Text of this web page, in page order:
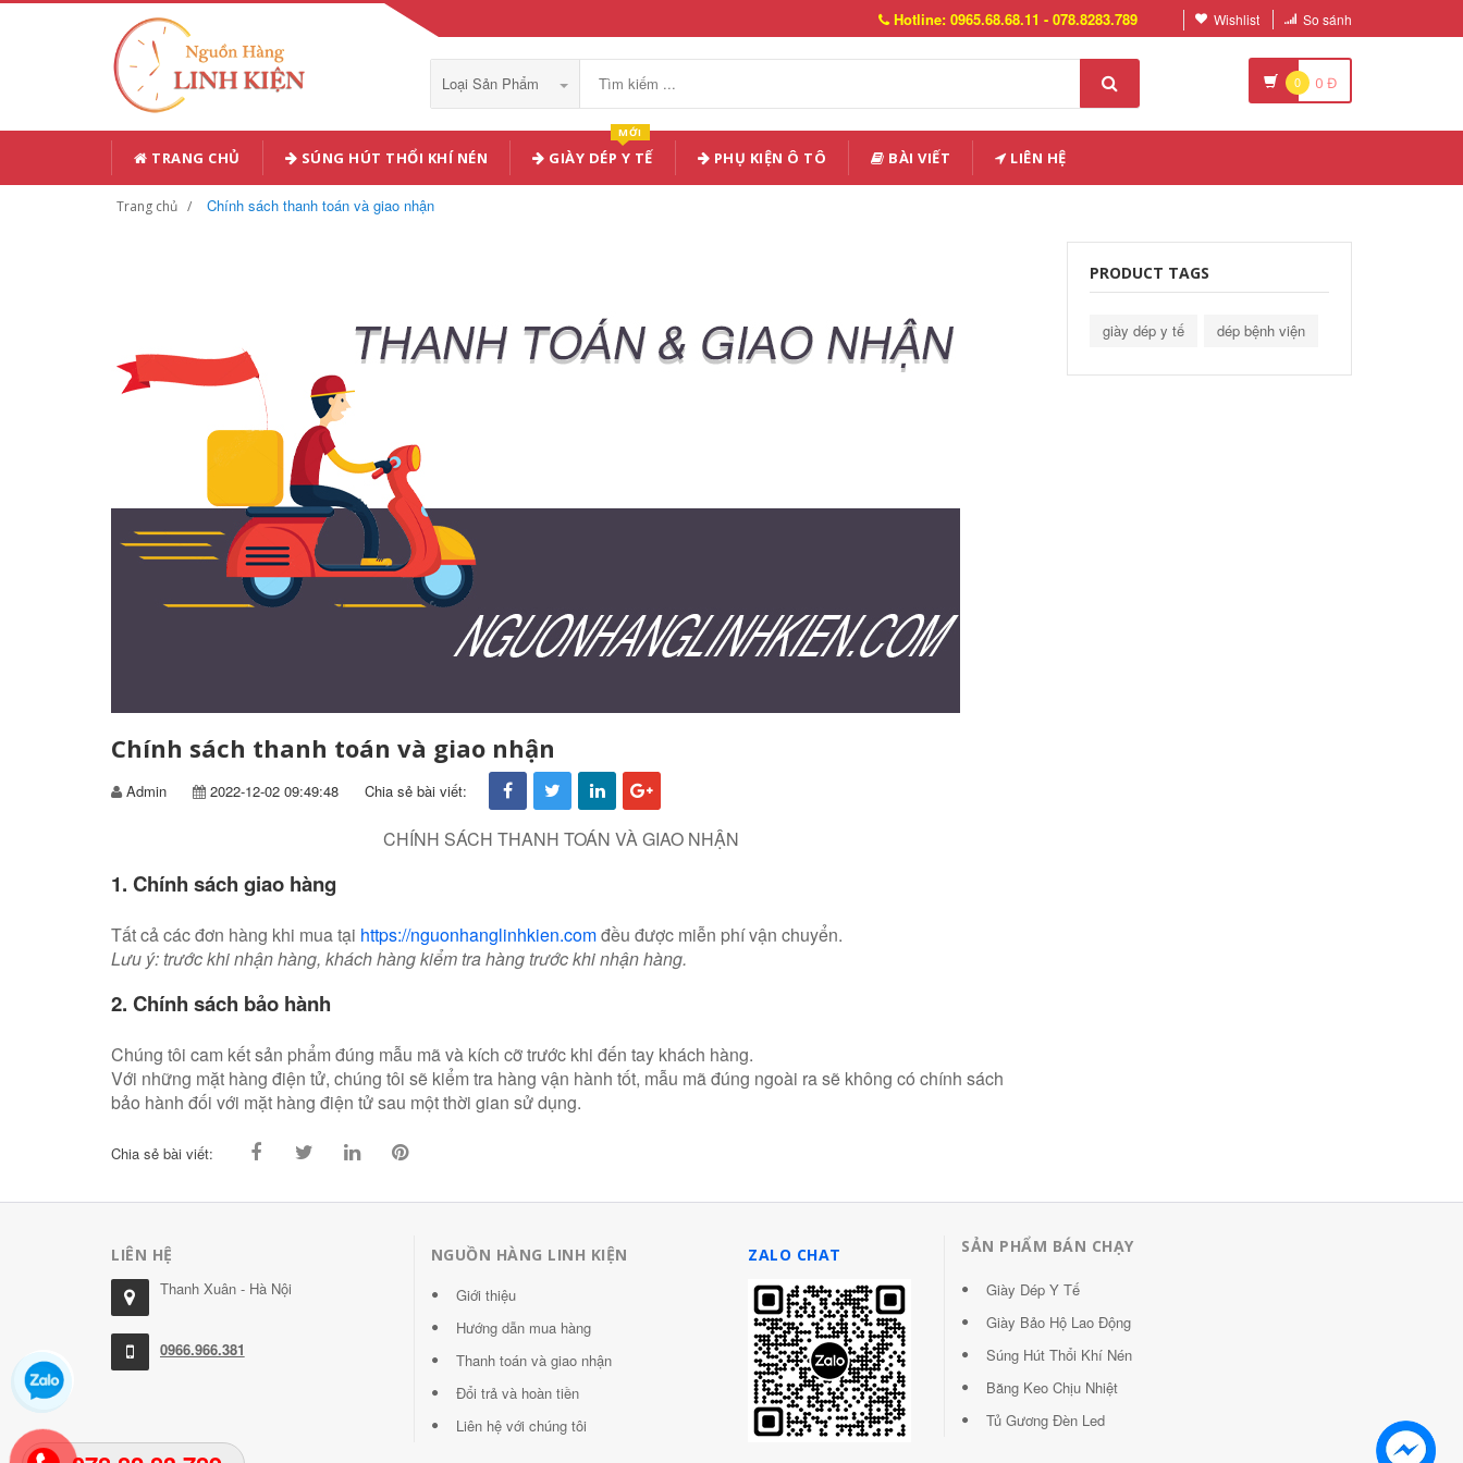
Hotline: 0965.68.68.11 - 078.8283.789 Wishlist So sánh
Loại Sản Phẩm 0 0 Đ
TRANG CHỦ SÚNG HÚT THỔI KHÍ NÉN GIÀY DÉP Y TẾ
MỚI
PHỤ KIỆN Ô TÔ BÀI VIẾT LIÊN HỆ
Trang chủ Chính sách thanh toán và giao nhận
Chính sách thanh toán và giao nhận
Admin 2022-12-02 09:49:48 Chia sẻ bài viết:
CHÍNH SÁCH THANH TOÁN VÀ GIAO NHẬN
1. Chính sách giao hàng
Tất cả các đơn hàng khi mua tại https://nguonhanglinhkien.comđều được miễn phí vận chuyển.
Lưu ý: trước khi nhận hàng, khách hàng kiểm tra hàng trước khi nhận hàng.
2. Chính sách bảo hành
Chúng tôi cam kết sản phẩm đúng mẫu mã và kích cỡ trước khi đến tay khách hàng.
Với những mặt hàng điện tử, chúng tôi sẽ kiểm tra hàng vận hành tốt, mẫu mã đúng ngoài ra sẽ không có chính sách
bảo hành đối với mặt hàng điện tử sau một thời gian sử dụng.
Chia sẻ bài viết:
PRODUCT TAGS
giày dép y tế dép bệnh viện
LIÊN HỆ
Thanh Xuân - Hà Nội
0966.966.381
NGUỒN HÀNG LINH KIỆN
Giới thiệu
Hướng dẫn mua hàng
Thanh toán và giao nhận
Đổi trả và hoàn tiền
Liên hệ với chúng tôi
ZALO CHAT SẢN PHẨM BÁN CHẠY
Giày Dép Y Tế
Giày Bảo Hộ Lao Động
Súng Hút Thổi Khí Nén
Băng Keo Chịu Nhiệt
Tủ Gương Đèn Led